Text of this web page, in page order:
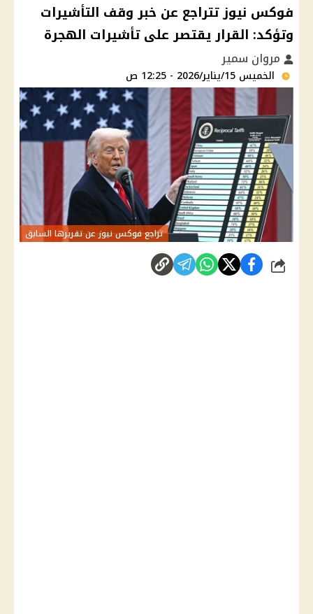
فوكس نيوز تتراجع عن خبر وقف التأشيرات
وتؤكد: القرار يقتصر على تأشيرات الهجرة
مروان سمير
الخميس 15/يناير/2026 - 12:25 ص
تراجع فوكس نيوز عن تقريرها السابق
شارك